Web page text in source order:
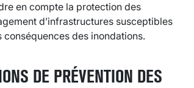
en compte la protection des
d’infrastructures susceptibles
conséquences des inondations.
DE PRÉVENTION DES